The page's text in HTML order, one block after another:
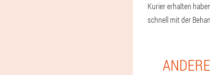
Kurier erhalten
schnell mit der